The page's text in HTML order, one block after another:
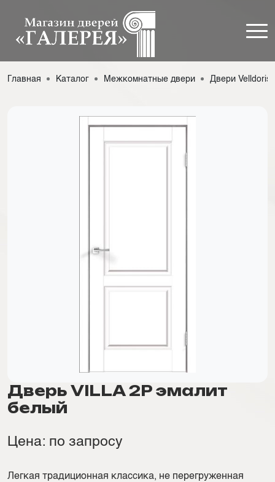
Главная Каталог Межкомнатные двери Двери Velldoris
Дверь VILLA 2P эмалит
белый
Цена: по запросу
Легкая традиционная классика, не перегруженная